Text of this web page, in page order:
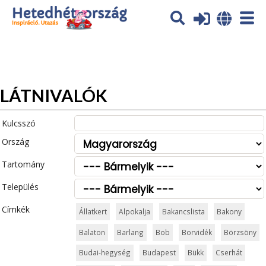
Az oldal sütiket (cookies) használ. További tájékoztatás itt:
Adatvédelmi tájékoztató
LÁTNIVALÓK
Kulcsszó
Ország
Tartomány
Település
Címkék
Állatkert Alpokalja Bakancslista Bakony
Balaton Barlang Bob Borvidék Börzsöny
Budai-hegység Budapest Bükk Cserhát